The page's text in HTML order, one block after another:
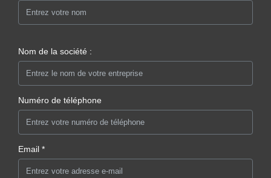
Nom de la société :
Numéro de téléphone
Email *